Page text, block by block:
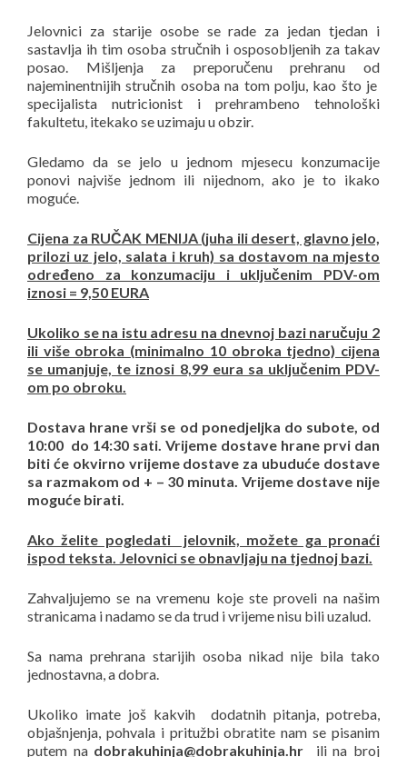
Jelovnici za starije osobe se rade za jedan tjedan i
sastavlja ih tim osoba stručnih i osposobljenih za takav
posao. Mišljenja za preporučenu prehranu od
najeminentnijih stručnih osoba na tom polju, kao što je
specijalista nutricionist i prehrambeno tehnološki
fakultetu, itekako se uzimaju u obzir.
Gledamo da se jelo u jednom mjesecu konzumacije
ponovi najviše jednom ili nijednom, ako je to ikako
moguće.
Cijena za RUČAK MENIJA (juha ili desert, glavno jelo,
prilozi uz jelo, salata i kruh) sa dostavom na mjesto
određeno za konzumaciju i uključenim PDV-om
iznosi = 9,50 EURA
Ukoliko se na istu adresu na dnevnoj bazi naručuju 2
ili više obroka (minimalno 10 obroka tjedno) cijena
se umanjuje, te iznosi 8,99 eura sa uključenim PDV-
om po obroku.
Dostava hrane vrši se od ponedjeljka do subote, od
10:00 do 14:30 sati. Vrijeme dostave hrane prvi dan
biti će okvirno vrijeme dostave za ubuduće dostave
sa razmakom od + – 30 minuta. Vrijeme dostave nije
moguće birati.
Ako želite pogledati jelovnik, možete ga pronaći
ispod teksta. Jelovnici se obnavljaju na tjednoj bazi.
Zahvaljujemo se na vremenu koje ste proveli na našim
stranicama i nadamo se da trud i vrijeme nisu bili uzalud.
Sa nama prehrana starijih osoba nikad nije bila tako
jednostavna, a dobra.
Ukoliko imate još kakvih dodatnih pitanja, potreba,
objašnjenja, pohvala i pritužbi obratite nam se pisanim
putem na dobrakuhinja@dobrakuhinja.hr ili na broj